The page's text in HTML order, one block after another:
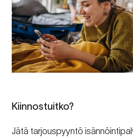
Kiinnostuitko?
Jätä tarjouspyyntö